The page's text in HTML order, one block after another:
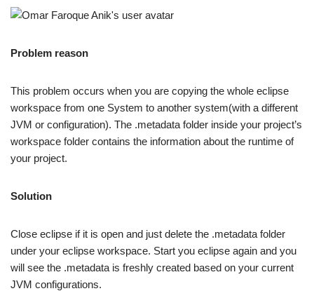
Problem reason
This problem occurs when you are copying the whole eclipse
workspace from one System to another system(with a different
JVM or configuration). The .metadata folder inside your project’s
workspace folder contains the information about the runtime of
your project.
Solution
Close eclipse if it is open and just delete the .metadata folder
under your eclipse workspace. Start you eclipse again and you
will see the .metadata is freshly created based on your current
JVM configurations.